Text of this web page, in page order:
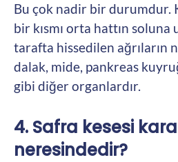
Bu çok nadir bir durumdur.
bir kısmı orta hattın soluna
tarafta hissedilen ağrıların
dalak, mide, pankreas
gibi diğer organlardır.
4. Safra kesesi
neresindedir?